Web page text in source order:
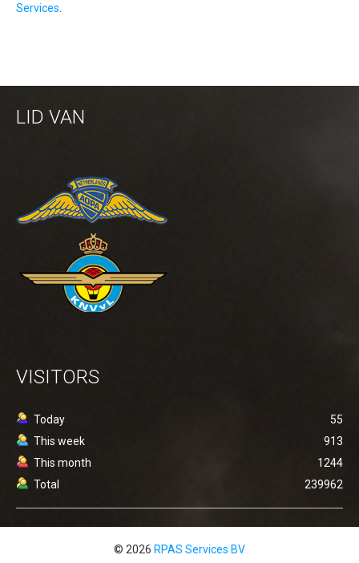
Services
LID VAN
VISITORS
Today
55
This week
913
This month
1244
Total
239962
© 2026 RPAS Services BV